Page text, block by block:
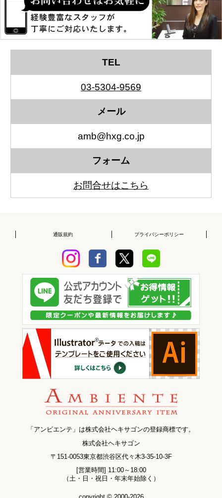
TEL
03-5304-9569
メール
amb@hxg.co.jp
フォーム
お問合せはこちら
通販規約 プライバシーポリシー
「アンビエンテ」は株式会社ヘキサゴンの登録商標です。
株式会社ヘキサゴン
〒151-0053東京都渋谷区代々木3-35-10-3F
[営業時間] 11:00～18:00
（土・日・祝日・年末年始除く）